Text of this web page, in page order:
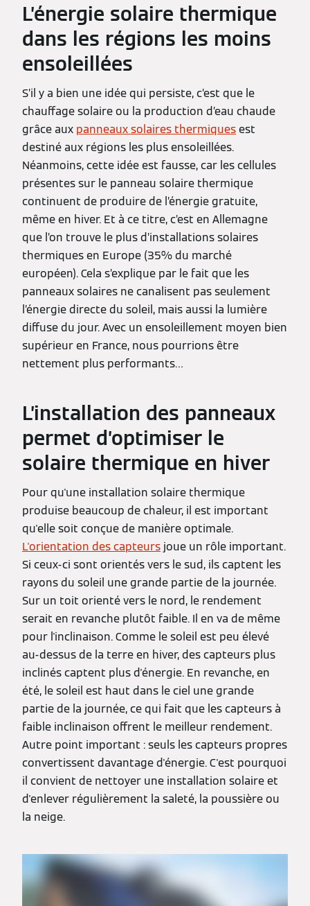
L’énergie solaire thermique
dans les régions les moins
ensoleillées
S’il y a bien une idée qui persiste, c’est que le
chauffage solaire ou la production d’eau chaude
grâce aux panneaux solaires thermiquesest
destiné aux régions les plus ensoleillées.
Néanmoins, cette idée est fausse, car les cellules
présentes sur le panneau solaire thermique
continuent de produire de l’énergie gratuite,
même en hiver. Et à ce titre, c’est en Allemagne
que l’on trouve le plus d’installations solaires
thermiques en Europe (35% du marché
européen). Cela s’explique par le fait que les
panneaux solaires ne canalisent pas seulement
l’énergie directe du soleil, mais aussi la lumière
diffuse du jour. Avec un ensoleillement moyen bien
supérieur en France, nous pourrions être
nettement plus performants…
L’installation des panneaux
permet d’optimiser le
solaire thermique en hiver
Pour qu'une installation solaire thermique
produise beaucoup de chaleur, il est important
qu'elle soit conçue de manière optimale.
L'orientation des capteurs joue un rôle important.
Si ceux-ci sont orientés vers le sud, ils captent les
rayons du soleil une grande partie de la journée.
Sur un toit orienté vers le nord, le rendement
serait en revanche plutôt faible. Il en va de même
pour l'inclinaison. Comme le soleil est peu élevé
au-dessus de la terre en hiver, des capteurs plus
inclinés captent plus d'énergie. En revanche, en
été, le soleil est haut dans le ciel une grande
partie de la journée, ce qui fait que les capteurs à
faible inclinaison offrent le meilleur rendement.
Autre point important : seuls les capteurs propres
convertissent davantage d'énergie. C'est pourquoi
il convient de nettoyer une installation solaire et
d'enlever régulièrement la saleté, la poussière ou
la neige.